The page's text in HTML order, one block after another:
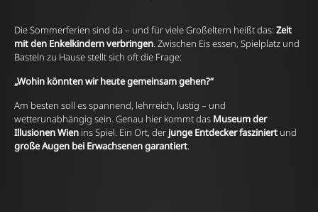
Die Sommerferien sind da – und für viele Großeltern heißt das: Zeit
mit den Enkelkindern verbringen. Zwischen Eis essen, Spielplatz und
Basteln zu Hause stellt sich oft die Frage:
„Wohin könnten wir heute gemeinsam gehen?“
Am besten soll es spannend, lehrreich, lustig – und
wetterunabhängig sein. Genau hier kommt das Museum der
Illusionen Wien ins Spiel. Ein Ort, der junge Entdecker fasziniert und
große Augen bei Erwachsenen garantiert.